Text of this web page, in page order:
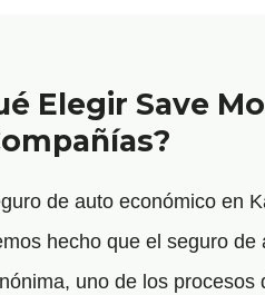
Elegir Save
de auto económico en
hecho que el seguro
uno de los